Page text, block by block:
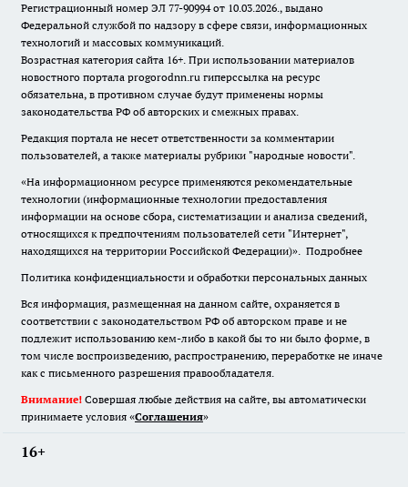
Регистрационный номер ЭЛ 77-90994 от 10.03.2026., выдано
Федеральной службой по надзору в сфере связи, информационных
технологий и массовых коммуникаций.
Возрастная категория сайта 16+. При использовании материалов
новостного портала progorodnn.ru гиперссылка на ресурс
обязательна, в противном случае будут применены нормы
законодательства РФ об авторских и смежных правах.
Редакция портала не несет ответственности за комментарии
пользователей, а также материалы рубрики "народные новости".
«На информационном ресурсе применяются рекомендательные
технологии (информационные технологии предоставления
информации на основе сбора, систематизации и анализа сведений,
относящихся к предпочтениям пользователей сети "Интернет",
находящихся на территории Российской Федерации)». Подробнее
Политика конфиденциальности и обработки персональных данных
Вся информация, размещенная на данном сайте, охраняется в
соответствии с законодательством РФ об авторском праве и не
подлежит использованию кем-либо в какой бы то ни было форме, в
том числе воспроизведению, распространению, переработке не иначе
как с письменного разрешения правообладателя.
Внимание! Совершая любые действия на сайте, вы автоматически
принимаете условия «Cоглашения»
16+